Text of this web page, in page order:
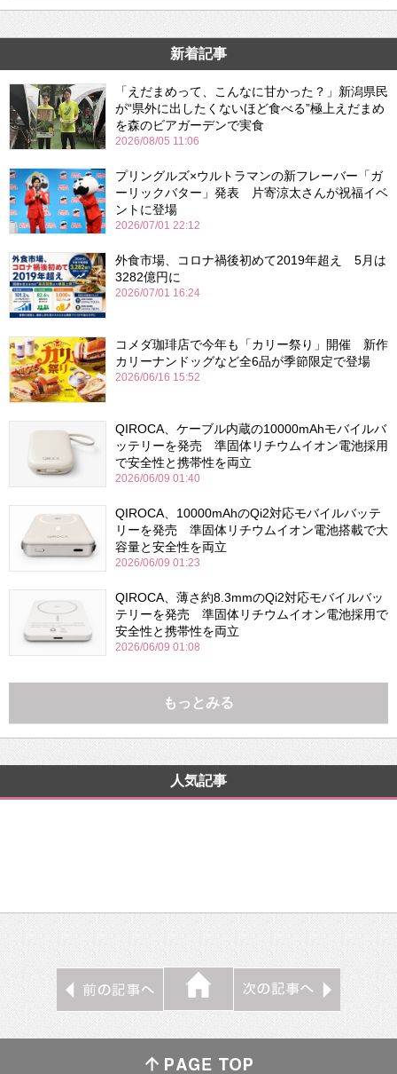
新着記事
「えだまめって、こんなに甘かった？」新潟県民
が“県外に出したくないほど食べる”極上えだまめ
を森のビアガーデンで実食
2026/08/05 11:06
プリングルズ×ウルトラマンの新フレーバー「ガ
ーリックバター」発表 片寄涼太さんが祝福イベ
ントに登場
2026/07/01 22:12
外食市場、コロナ禍後初めて2019年超え 5月は
3282億円に
2026/07/01 16:24
コメダ珈琲店で今年も「カリー祭り」開催 新作
カリーナンドッグなど全6品が季節限定で登場
2026/06/16 15:52
QIROCA、ケーブル内蔵の10000mAhモバイルバ
ッテリーを発売 準固体リチウムイオン電池採用
で安全性と携帯性を両立
2026/06/09 01:40
QIROCA、10000mAhのQi2対応モバイルバッテ
リーを発売 準固体リチウムイオン電池搭載で大
容量と安全性を両立
2026/06/09 01:23
QIROCA、薄さ約8.3mmのQi2対応モバイルバッ
テリーを発売 準固体リチウムイオン電池採用で
安全性と携帯性を両立
2026/06/09 01:08
もっとみる
人気記事